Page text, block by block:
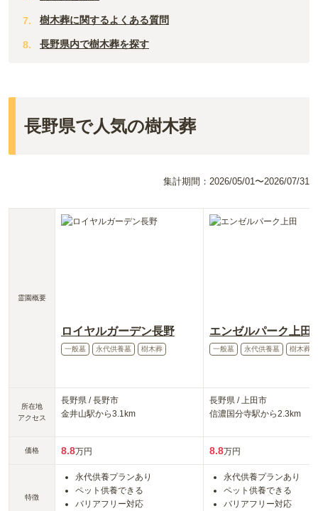
樹木葬に関するよくある質問
長野県内で樹木葬を探す
長野県で人気の樹木葬
集計期間： 2026/05/01〜2026/07/31
霊園概要
所在地
アクセス
価格
特徴
ロイヤルガーデン長野
一般墓 永代供養墓 樹木葬
長野県 /長野市
金井山駅から3.1km
8.8万円
永代供養プランあり
ペット供養できる
バリアフリー対応
エンゼルパーク上田
一般墓 永代供養墓 樹木葬
長野県 / 上田市
信濃国分寺駅から2.3km
8.8万円
永代供養プランあり
ペット供養できる
バリアフリー対応